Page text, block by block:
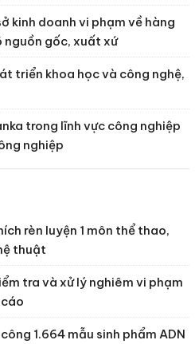
kinh doanh vi phạm về hàng
nguồn gốc, xuất xứ
triển khoa học và công nghệ,
trong lĩnh vực công nghiệp
nghiệp
rèn luyện 1 môn thể thao,
thuật
tra và xử lý nghiêm vi phạm
1.664 mẫu sinh phẩm ADN